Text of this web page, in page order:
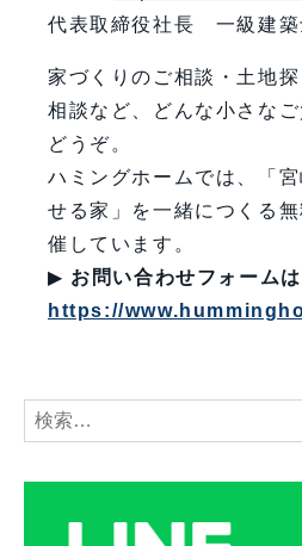
代表取締役社長 一級建
家づくりのご相談・土地
相談など、どんな小さな
どうぞ。
ハミングホームでは、「
せる家」を一緒につくる
催しています。
▶ お問い合わせフォームは
https://
検
索: